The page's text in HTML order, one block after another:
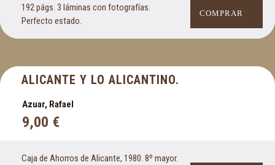
192 págs. 3 láminas con fotografías.
Perfecto estado.
COMPRAR
ALICANTE Y LO ALICANTINO.
Azuar, Rafael
9,00 €
Caja de Ahorros de Alicante, 1980. 8º mayor.